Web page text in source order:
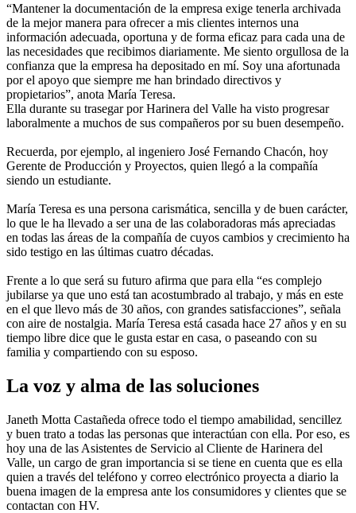
“Mantener la documentación de la empresa exige tenerla archivada
de la mejor manera para ofrecer a mis clientes internos una
información adecuada, oportuna y de forma eficaz para cada una de
las necesidades que recibimos diariamente. Me siento orgullosa de la
confianza que la empresa ha depositado en mí. Soy una afortunada
por el apoyo que siempre me han brindado directivos y
propietarios”, anota María Teresa.
Ella durante su trasegar por Harinera del Valle ha visto progresar
laboralmente a muchos de sus compañeros por su buen desempeño.
Recuerda, por ejemplo, al ingeniero José Fernando Chacón, hoy
Gerente de Producción y Proyectos, quien llegó a la compañía
siendo un estudiante.
María Teresa es una persona carismática, sencilla y de buen carácter,
lo que le ha llevado a ser una de las colaboradoras más apreciadas
en todas las áreas de la compañía de cuyos cambios y crecimiento ha
sido testigo en las últimas cuatro décadas.
Frente a lo que será su futuro afirma que para ella “es complejo
jubilarse ya que uno está tan acostumbrado al trabajo, y más en este
en el que llevo más de 30 años, con grandes satisfacciones”, señala
con aire de nostalgia. María Teresa está casada hace 27 años y en su
tiempo libre dice que le gusta estar en casa, o paseando con su
familia y compartiendo con su esposo.
La voz y alma de las soluciones
Janeth Motta Castañeda ofrece todo el tiempo amabilidad, sencillez
y buen trato a todas las personas que interactúan con ella. Por eso, es
hoy una de las Asistentes de Servicio al Cliente de Harinera del
Valle, un cargo de gran importancia si se tiene en cuenta que es ella
quien a través del teléfono y correo electrónico proyecta a diario la
buena imagen de la empresa ante los consumidores y clientes que se
contactan con HV.